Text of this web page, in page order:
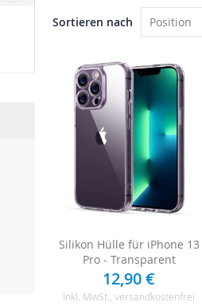
Sortieren nach
Silikon Hülle für iPhone 13
Pro - Transparent
12,90 €
Inkl. MwSt., versandkostenfrei